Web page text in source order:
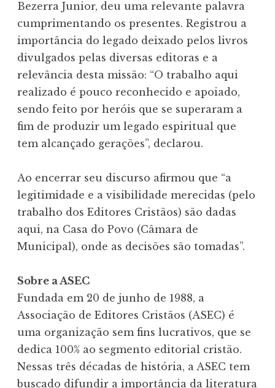
Bezerra Junior, deu uma relevante palavra
cumprimentando os presentes. Registrou a
importância do legado deixado pelos livros
divulgados pelas diversas editoras e a
relevância desta missão: “O trabalho aqui
realizado é pouco reconhecido e apoiado,
sendo feito por heróis que se superaram a
fim de produzir um legado espiritual que
tem alcançado gerações”, declarou.
Ao encerrar seu discurso afirmou que “a
legitimidade e a visibilidade merecidas (pelo
trabalho dos Editores Cristãos) são dadas
aqui, na Casa do Povo (Câmara de
Municipal), onde as decisões são tomadas”.
Sobre a ASEC
Fundada em 20 de junho de 1988, a
Associação de Editores Cristãos (ASEC) é
uma organização sem fins lucrativos, que se
dedica 100% ao segmento editorial cristão.
Nessas três décadas de história, a ASEC tem
buscado difundir a importância da literatura